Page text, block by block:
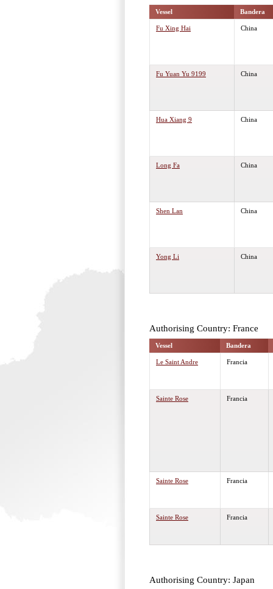
Vessel Bandera
Fu Xing Hai China
Fu Yuan Yu 9199 China
Hua Xiang 9 China
Long Fa China
Shen Lan China
Yong Li China
Authorising Country: France
Vessel Bandera
Le Saint Andre Francia
Sainte Rose Francia
Sainte Rose Francia
Sainte Rose Francia
Authorising Country: Japan